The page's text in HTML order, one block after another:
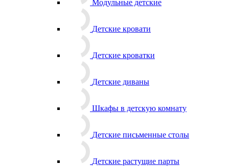
Модульные детские
Детские кровати
Детские кроватки
Детские диваны
Шкафы в детскую комнату
Детские письменные столы
Детские растущие парты